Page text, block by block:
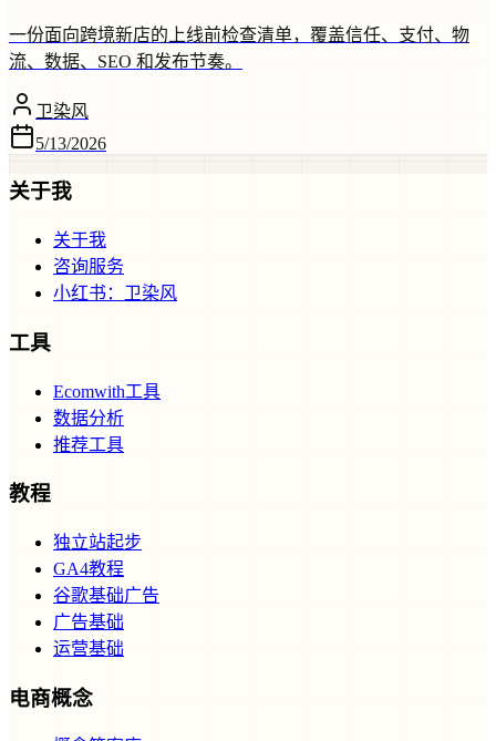
一份面向跨境新店的上线前检查清单，覆盖信任、支付、物
流、数据、SEO 和发布节奏。
卫染风
5/13/2026
关于我
关于我
咨询服务
小红书：卫染风
工具
Ecomwith工具
数据分析
推荐工具
教程
独立站起步
GA4教程
谷歌基础广告
广告基础
运营基础
电商概念